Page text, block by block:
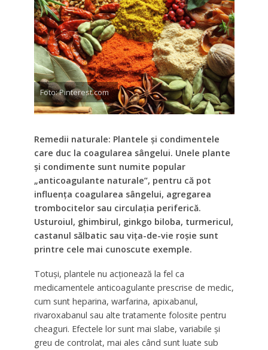
Foto: Pinterest.com
Remedii naturale: Plantele și condimentele
care duc la coagularea sângelui. Unele plante
și condimente sunt numite popular
„anticoagulante naturale”, pentru că pot
influența coagularea sângelui, agregarea
trombocitelor sau circulația periferică.
Usturoiul, ghimbirul, ginkgo biloba, turmericul,
castanul sălbatic sau vița-de-vie roșie sunt
printre cele mai cunoscute exemple.
Totuși, plantele nu acționează la fel ca
medicamentele anticoagulante prescrise de medic,
cum sunt heparina, warfarina, apixabanul,
rivaroxabanul sau alte tratamente folosite pentru
cheaguri. Efectele lor sunt mai slabe, variabile și
greu de controlat, mai ales când sunt luate sub